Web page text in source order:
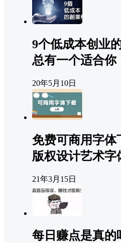
9个低成本创业
总有一个适合你
20年5月10日
免费可商用字体
版权设计艺术字
21年3月15日
每日赚点是真的